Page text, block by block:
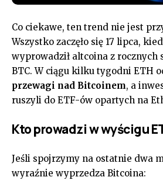
Co ciekawe, ten trend nie jest
Wszystko zaczęło się 17 lipca,
wyprowadził altcoina z rocznych
BTC. W ciągu kilku tygodni ETH
przewagi nad Bitcoinem, a
ruszyli do ETF-ów opartych na
Kto prowadzi w wyścigu
Jeśli spojrzymy na ostatnie dwa
wyraźnie wyprzedza Bitcoina: